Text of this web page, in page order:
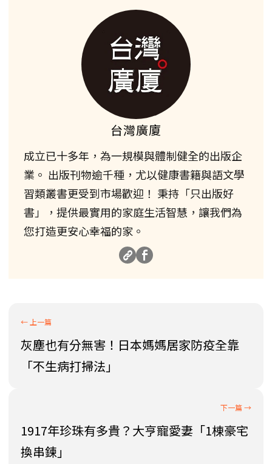
台灣廣廈
成立已十多年，為一規模與體制健全的出版企
業。 出版刊物逾千種，尤以健康書籍與語文學
習類叢書更受到市場歡迎！ 秉持「只出版好
書」，提供最實用的家庭生活智慧，讓我們為
您打造更安心幸福的家。
灰塵也有分無害！日本媽媽居家防疫全靠
「不生病打掃法」
1917年珍珠有多貴？大亨寵愛妻「1棟豪宅
換串鍊」